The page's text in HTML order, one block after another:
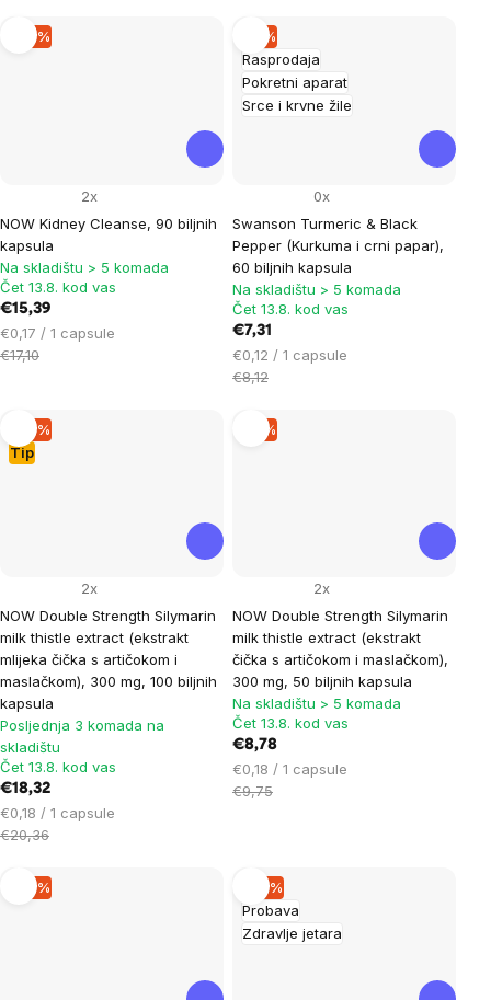
–10 %
NOW Kidney Cleanse, 90 biljnih
kapsula
2x
Na skladištu > 5 komada
Čet 13.8. kod vas
€15,39
Cijena
mjere:
€0,17 / 1 capsule
€17,10
Rasprodaja
Pokretni aparat
Srce i krvne žile
–9 %
Swanson Turmeric & Black
Pepper (Kurkuma i crni papar),
60 biljnih kapsula
0x
Na skladištu > 5 komada
Čet 13.8. kod vas
€7,31
Cijena
mjere:
€0,12 / 1 capsule
€8,12
Tip
–10 %
NOW Double Strength Silymarin
milk thistle extract (ekstrakt
mlijeka čička s artičokom i
maslačkom), 300 mg, 100 biljnih
kapsula
2x
Posljednja 3 komada na
skladištu
Čet 13.8. kod vas
€18,32
Cijena
mjere:
€0,18 / 1 capsule
€20,36
–9 %
NOW Double Strength Silymarin
milk thistle extract (ekstrakt
čička s artičokom i maslačkom),
300 mg, 50 biljnih kapsula
2x
Na skladištu > 5 komada
Čet 13.8. kod vas
€8,78
Cijena
mjere:
€0,18 / 1 capsule
€9,75
–10 %
Probava
Zdravlje jetara
–10 %